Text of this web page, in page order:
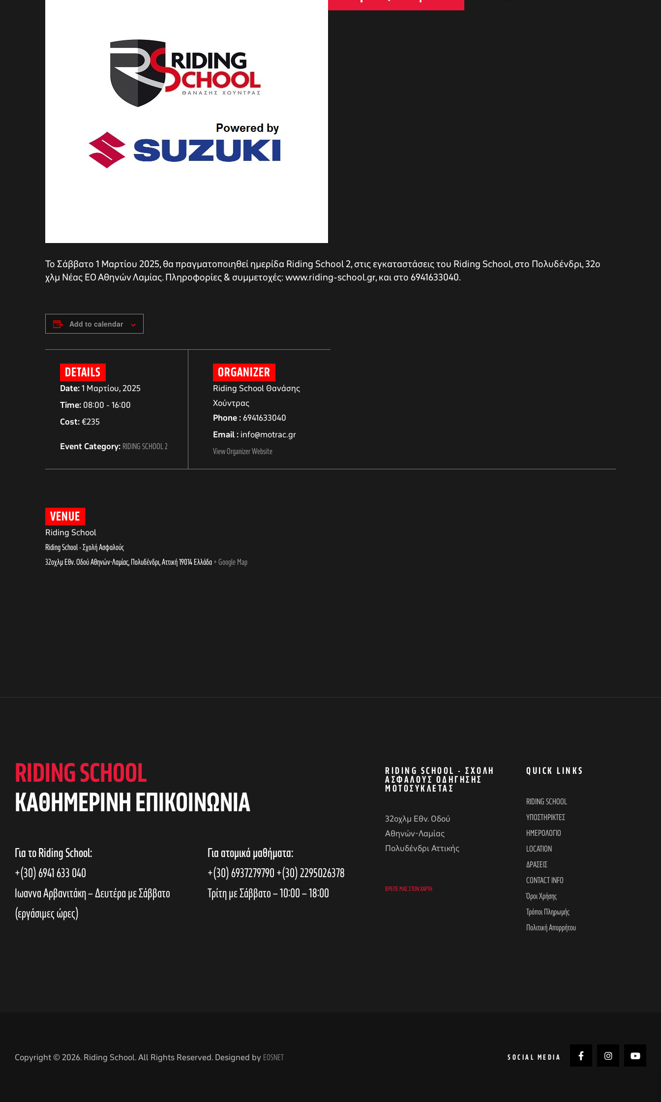
Το Σάββατο 1 Μαρτίου 2025, θα πραγματοποιηθεί ημερίδα Riding School 2, στις εγκαταστάσεις του Riding School, στο Πολυδένδρι, 32ο
χλμ Νέας ΕΟ Αθηνών Λαμίας. Πληροφορίες & συμμετοχές: www.riding-school.gr, και στο 6941633040.
Add to calendar
DETAILS
Date:1 Μαρτίου, 2025
Time: 08:00 - 16:00
Cost:€235
Event Category: RIDING SCHOOL 2
ORGANIZER
Riding School Θανάσης
Χούντρας
Phone 6941633040
Email info@motrac.gr
View Organizer Website
VENUE
Riding School
Riding School - Σχολή Ασφαλούς
32οχλμ Εθν. Οδού Αθηνών-Λαμίας, Πολυδένδρι,Αττική19014Ελλάδα+ Google Map
RIDING SCHOOL
KAΘΗΜΕΡΙΝΗ ΕΠΙΚΟΙΝΩΝΙΑ
Για το Riding School:
+(30) 6941 633 040
Ιωαννα Αρβανιτάκη – Δευτέρα με Σάββατο
(εργάσιμες ώρες)
Για ατομικά μαθήματα:
+(30) 6937279790+(30) 2295026378
Τρίτη με Σάββατο – 10:00 – 18:00
RIDING SCHOOL - ΣΧΟΛΉ
ΑΣΦΑΛΟΎΣ ΟΔΉΓΗΣΗΣ
ΜΟΤΟΣΥΚΛΈΤΑΣ
32οχλμ Εθν. Οδού
Αθηνών-Λαμίας
Πολυδένδρι Αττικής
ΒΡΕΊΤΕ ΜΑΣ ΣΤΟΝ ΧΆΡΤΗ
QUICK LINKS
RIDING SCHOOL
ΥΠΟΣΤΗΡΙΚΤΕΣ
ΗΜΕΡΟΛΟΓΙΟ
LOCATION
ΔΡΑΣΕΙΣ
CONTACT INFO
Όροι Χρήσης
Τρόποι Πληρωμής
Πολιτική Απορρήτου
Copyright © 2026. Riding School. All Rights Reserved. Designed by EOSNET SOCIAL MEDIA